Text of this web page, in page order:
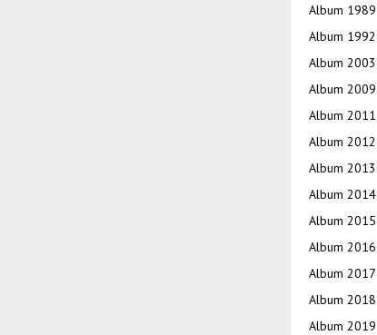
Album 1989
Album 1992
Album 2003
Album 2009
Album 2011
Album 2012
Album 2013
Album 2014
Album 2015
Album 2016
Album 2017
Album 2018
Album 2019